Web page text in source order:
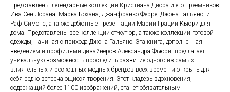
представлены легендарные коллекции Кристиана Диора и его преемников
Ива Сен-Лорана, Марка Бохана, Джанфранко Ферре, Джона Гальяно, и
Раф Симонс, а также дебютные презентации Марии Грации Кьюри для
дома. Представлены все коллекции от-кутюр, а также коллекции готовой
одежды, начиная с прихода Джона Гальяно. Эта книга, дополненная
введением и профилями дизайнеров Александра Фьюри, предлагает
уникальную возможность проследить развитие одного из самых
влиятельных и роскошных модных брендов всех времен и открыть для
себя редко встречающиеся творения. Этот кладезь вдохновения,
содержащий более 1100 изображений, станет обязательным